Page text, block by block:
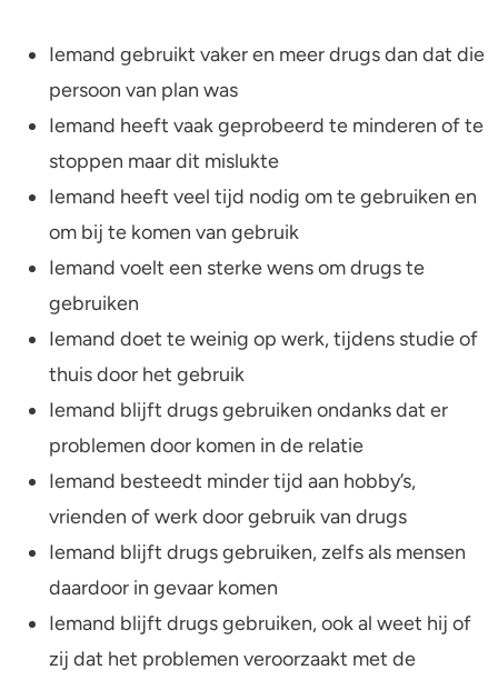
Geldproblemen
Wat zijn de meest verslavende drugs?
Wat kan je doen als je zelf of iemand anders
Iemand gebruikt vaker en meer drugs dan dat die
persoon van plan was
Iemand heeft vaak geprobeerd te minderen of te
stoppen maar dit mislukte
Iemand heeft veel tijd nodig om te gebruiken en
om bij te komen van gebruik
Iemand voelt een sterke wens om drugs te
gebruiken
Iemand doet te weinig op werk, tijdens studie of
thuis door het gebruik
Iemand blijft drugs gebruiken ondanks dat er
problemen door komen in de relatie
Iemand besteedt minder tijd aan hobby’s,
vrienden of werk door gebruik van drugs
Iemand blijft drugs gebruiken, zelfs als mensen
daardoor in gevaar komen
Iemand blijft drugs gebruiken, ook al weet hij of
zij dat het problemen veroorzaakt met de